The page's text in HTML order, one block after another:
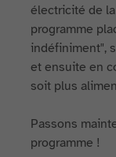
électricité de
programme
indéfiniment",
et ensuite en
soit plus
Passons
programme !